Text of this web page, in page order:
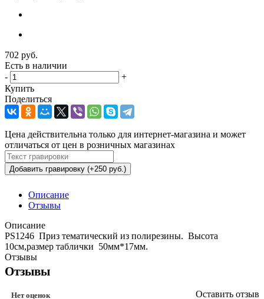
702 руб.
Есть в наличии
-
+
Купить
Поделиться
Цена действительна только для интернет-магазина и может
отличаться от цен в розничных магазинах
Добавить гравировку (+250 руб.)
Описание
Отзывы
Описание
PS1246 Приз тематический из полирезины. Высота
10см,размер таблички 50мм*17мм.
Отзывы
Отзывы
Нет оценок
Оставить отзыв